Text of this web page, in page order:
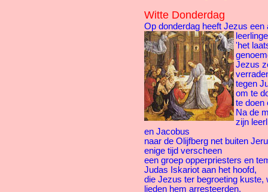
Witte Donderdag
Op donderdag heeft Jezus een
'het
Jezus
tegen
om te
te doen
Na de
zijn
en Jacobus
naar de Olijfberg net buiten
enige tijd verscheen
een groep opperpriesters en
Judas Iskariot aan het hoofd,
die Jezus ter begroeting kuste,
lieden hem arresteerden.